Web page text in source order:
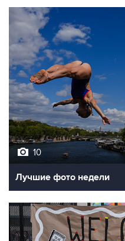
10
Лучшие фото недели